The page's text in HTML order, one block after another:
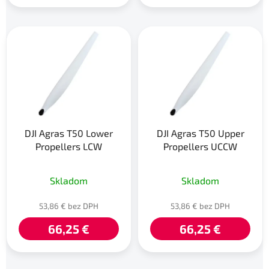
DJI Agras T50 Lower
Propellers LCW
Skladom
53,86 € bez DPH
66,25 €
DJI Agras T50 Upper
Propellers UCCW
Skladom
53,86 € bez DPH
66,25 €